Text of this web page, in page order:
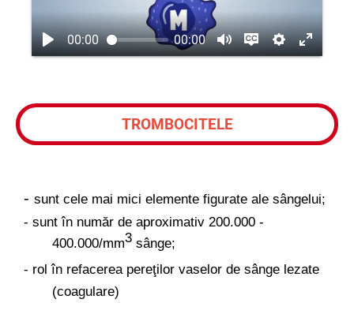
00:00 00:00
Salut!
TROMBOCITELE
- sunt cele mai mici elemente figurate ale sângelui;
- sunt în număr de aproximativ 200.000 -
400.000/mm3 sânge;
- rol în refacerea pereţilor vaselor de sânge lezate
(coagulare)